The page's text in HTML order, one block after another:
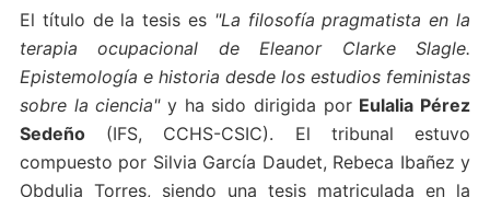
El título de la tesis es "La filosofía pragmatista en la
terapia ocupacional de Eleanor Clarke Slagle.
Epistemología e historia desde los estudios feministas
sobre la ciencia"y ha sido dirigida por Eulalia Pérez
Sedeño(IFS, CCHS-CSIC). El tribunal estuvo
compuesto por Silvia García Daudet, Rebeca Ibañez y
Obdulia Torres, siendo una tesis matriculada en la